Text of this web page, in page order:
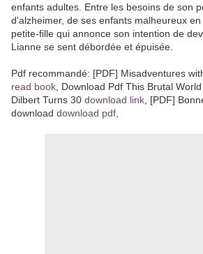
enfants adultes. Entre les besoins de son
d'alzheimer, de ses enfants malheureux
petite-fille qui annonce son intention de
Lianne se sent débordée et épuisée.
Pdf recommandé: [PDF] Misadventures
read book , Download Pdf This Brutal World
Dilbert Turns 30 download link , [PDF]
download download pdf